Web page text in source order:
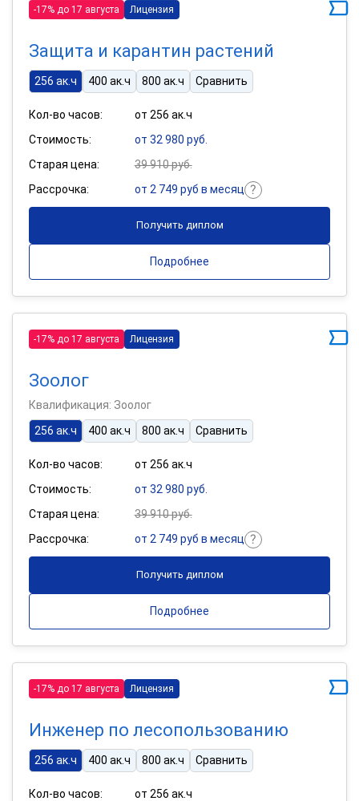
-17% до 17 августа Лицензия
Защита и карантин растений
256 ак.ч 400 ак.ч 800 ак.ч Сравнить
Кол-во часов:
от 256 ак.ч
Стоимость:
от 32 980 руб.
Старая цена:
39 910 руб.
Рассрочка:
от 2 749 руб в месяц
Получить диплом
Подробнее
-17% до 17 августа Лицензия
Зоолог
Квалификация: Зоолог
256 ак.ч
400 ак.ч 800 ак.ч Сравнить
Кол-во часов:
от 256 ак.ч
Стоимость:
от 32 980 руб.
Старая цена:
39 910 руб.
Рассрочка:
от 2 749 руб в месяц
Получить диплом
Подробнее
-17% до 17 августа Лицензия
Инженер по лесопользованию
256 ак.ч 400 ак.ч 800 ак.ч Сравнить
Кол-во часов:
от 256 ак.ч